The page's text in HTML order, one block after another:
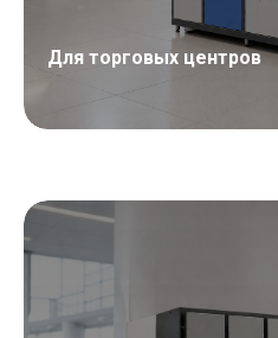
Для торговых центров